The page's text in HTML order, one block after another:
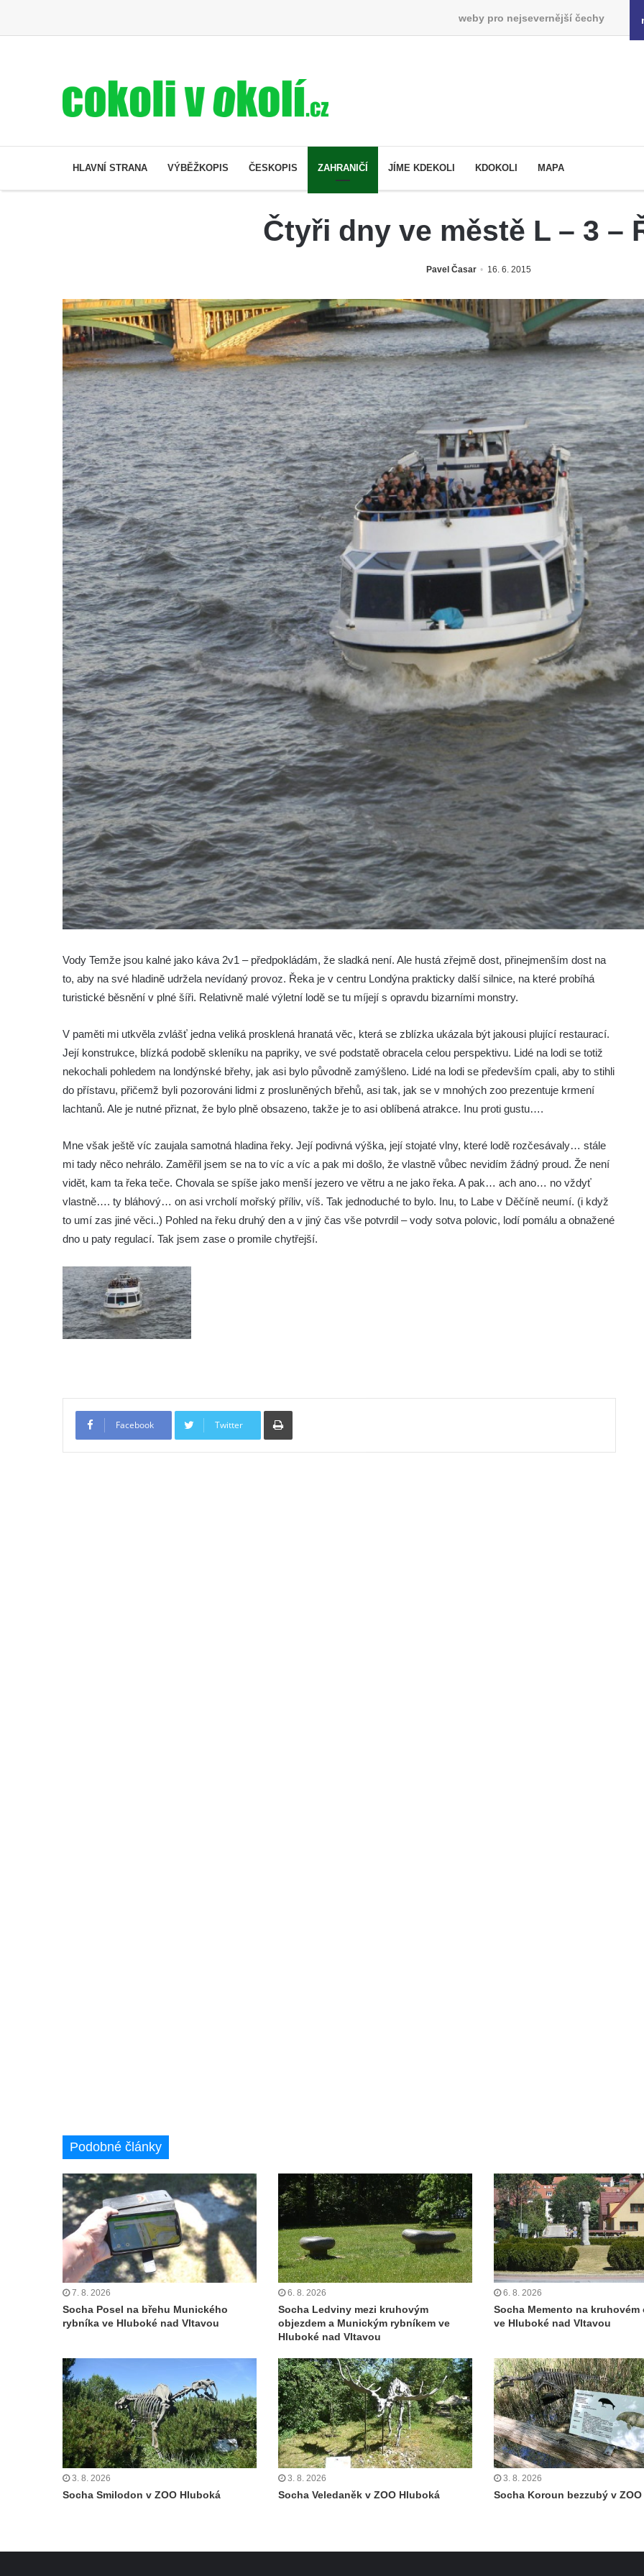
weby pro nejsevernější čechy
HLAVNÍ STRANA VÝBĚŽKOPIS ČESKOPIS ZAHRANIČÍ JÍME KDEKOLI KDOKOLI MAPA
Čtyři dny ve městě L – 3 –
Pavel Časar 16. 6. 2015
Vody Temže jsou kalné jako káva 2v1 – předpokládám, že sladká není. Ale hustá zřejmě dost, přinejmenším dost na
to, aby na své hladině udržela nevídaný provoz. Řeka je v centru Londýna prakticky další silnice, na které probíhá
turistické běsnění v plné šíři. Relativně malé výletní lodě se tu míjejí s opravdu bizarními monstry.
V paměti mi utkvěla zvlášť jedna veliká prosklená hranatá věc, která se zblízka ukázala být jakousi plující restaurací.
Její konstrukce, blízká podobě skleníku na papriky, ve své podstatě obracela celou perspektivu. Lidé na lodi se totiž
nekochali pohledem na londýnské břehy, jak asi bylo původně zamýšleno. Lidé na lodi se především cpali, aby to stihli
do přístavu, přičemž byli pozorováni lidmi z prosluněných břehů, asi tak, jak se v mnohých zoo prezentuje krmení
lachtanů. Ale je nutné přiznat, že bylo plně obsazeno, takže je to asi oblíbená atrakce. Inu proti gustu….
Mne však ještě víc zaujala samotná hladina řeky. Její podivná výška, její stojaté vlny, které lodě rozčesávaly… stále
mi tady něco nehrálo. Zaměřil jsem se na to víc a víc a pak mi došlo, že vlastně vůbec nevidím žádný proud. Že není
vidět, kam ta řeka teče. Chovala se spíše jako menší jezero ve větru a ne jako řeka. A pak… ach ano… no vždyť
vlastně…. ty bláhový… on asi vrcholí mořský příliv, víš. Tak jednoduché to bylo. Inu, to Labe v Děčíně neumí. (i když
to umí zas jiné věci..) Pohled na řeku druhý den a v jiný čas vše potvrdil – vody sotva polovic, lodí pomálu a obnažené
dno u paty regulací. Tak jsem zase o promile chytřejší.
Facebook Twitter
Tisknout
Podobné články
7. 8. 2026
Socha Posel na břehu Munického
rybníka ve Hluboké nad Vltavou
6. 8. 2026
Socha Ledviny mezi kruhovým
objezdem a Munickým rybníkem ve
Hluboké nad Vltavou
6. 8. 2026
Socha Memento na kruhovém
ve Hluboké nad Vltavou
3. 8. 2026
Socha Smilodon v ZOO Hluboká
3. 8. 2026
Socha Veledaněk v ZOO Hluboká
3. 8. 2026
Socha Koroun bezzubý v